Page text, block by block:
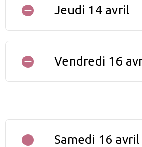
Ouverture des Piolets d‘Or 2016
Jeudi 14 avril
Inauguration du Camp de Base
Vendredi 16
Samedi 16 avril
Camp de base La Grave